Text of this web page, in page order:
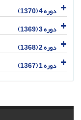
دوره 4 (1370)
دوره 3 (1369)
دوره 2 (1368)
دوره 1 (1367)